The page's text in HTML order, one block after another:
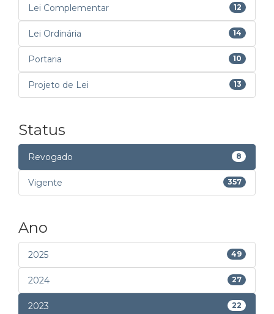
Lei Complementar 12
Lei Ordinária 14
Portaria 10
Projeto de Lei 13
Status
Revogado 8
Vigente 357
Ano
2025 49
2024 27
2023 22